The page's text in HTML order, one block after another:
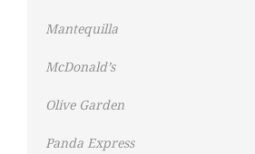
Mantequilla
McDonald’s
Olive Garden
Panda Express